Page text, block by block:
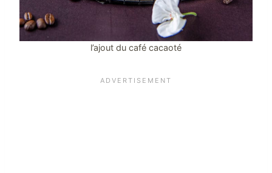
l’ajout du café cacaoté